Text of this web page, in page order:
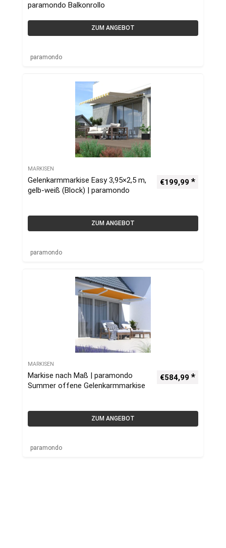
paramondo Balkonrollo
ZUM ANGEBOT
paramondo
MARKISEN
Gelenkarmmarkise Easy 3,95×2,5 m,
gelb-weiß (Block) | paramondo
€199,99
ZUM ANGEBOT
paramondo
MARKISEN
Markise nach Maß | paramondo
Summer offene Gelenkarmmarkise
€584,99
ZUM ANGEBOT
paramondo